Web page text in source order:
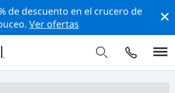
de descuento en el crucero de
Ver ofertas